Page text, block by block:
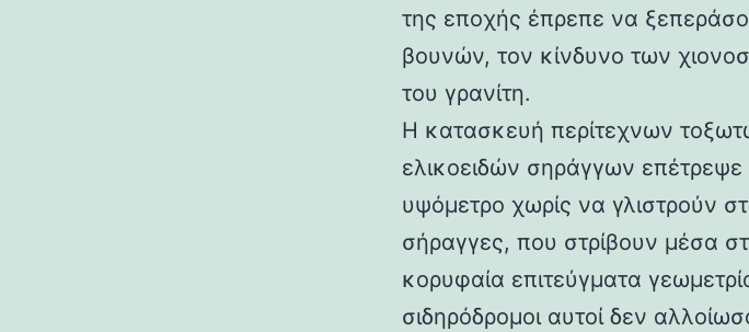
της εποχής έπρεπε να
βουνών, τον κίνδυνο των
του γρανίτη.
Η κατασκευή περίτεχνων
ελικοειδών σηράγγων
υψόμετρο χωρίς να γλιστρούν
σήραγγες, που στρίβουν μέσα
κορυφαία επιτεύγματα
σιδηρόδρομοι αυτοί δεν